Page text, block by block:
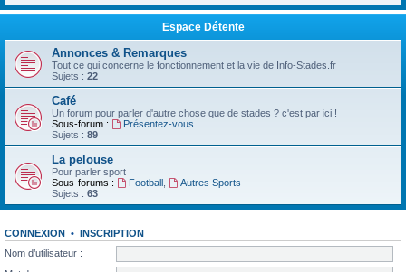
Espace Détente
Annonces & Remarques
Tout ce qui concerne le fonctionnement et la vie de Info-Stades.fr
Sujets : 22
Café
Un forum pour parler d'autre chose que de stades ? c'est par ici !
Sous-forum :
Présentez-vous
Sujets : 89
La pelouse
Pour parler sport
Sous-forums :
Football,
Autres Sports
Sujets : 63
CONNEXION • INSCRIPTION
Nom d’utilisateur :